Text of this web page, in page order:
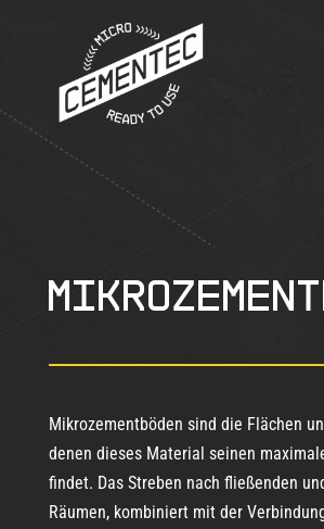
Mikrozementböden sind die Flächen
denen dieses Material seinen
findet. Das Streben nach fließenden
Räumen, kombiniert mit der